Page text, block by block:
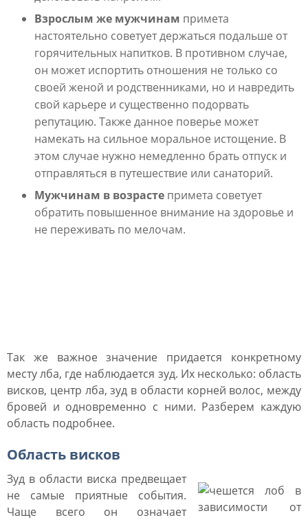
Взрослым же мужчинам примета
настоятельно советует держаться подальше от
горячительных напитков. В противном случае,
он может испортить отношения не только со
своей женой и родственниками, но и навредить
свой карьере и существенно подорвать
репутацию. Также данное поверье может
намекать на сильное моральное истощение. В
этом случае нужно немедленно брать отпуск и
отправляться в путешествие или санаторий.
Мужчинам в возрасте примета советует
обратить повышенное внимание на здоровье и
не переживать по мелочам.
Так же важное значение придается конкретному
месту лба, где наблюдается зуд. Их несколько: область
висков, центр лба, зуд в области корней волос, между
бровей и одновременно с ними. Разберем каждую
область подробнее.
Область висков
Зуд в области виска предвещает
не самые приятные события.
Чаще всего он означает